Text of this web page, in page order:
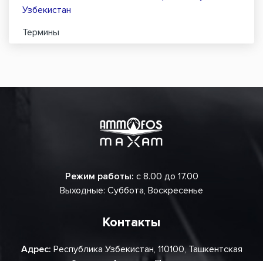
Узбекистан
Термины
Режим работы: с 8.00 до 17.00
Выходные: Суббота, Воскресенье
Контакты
Адрес: Республика Узбекистан, 110100, Ташкентская